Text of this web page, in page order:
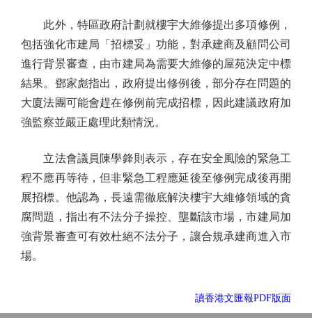
此外，特區政府計劃就樓宇大維修提出多項修例，
包括強化市建局「招標妥」功能，對承建商及顧問公司
進行背景審查，由市建局為需要大維修的屋苑決定中標
結果。鄧家彪指出，政府提出修例後，部分存在問題的
大廈法團可能會趕在修例前完成招標，因此建議政府加
強監察並嚴正處理此類情況。
立法會議員陳學鋒則表示，存在安全風險的緊急工
程不應再等待，但非緊急工程應延後至修例完成後再開
展招標。他認為，長遠需徹底解決樓宇大維修領域的貪
腐問題，指出有不法分子操控、壟斷該市場，市建局加
強背景審查可有效杜絕不法分子，讓合規承建商進入市
場。
讀香港文匯報PDF版面